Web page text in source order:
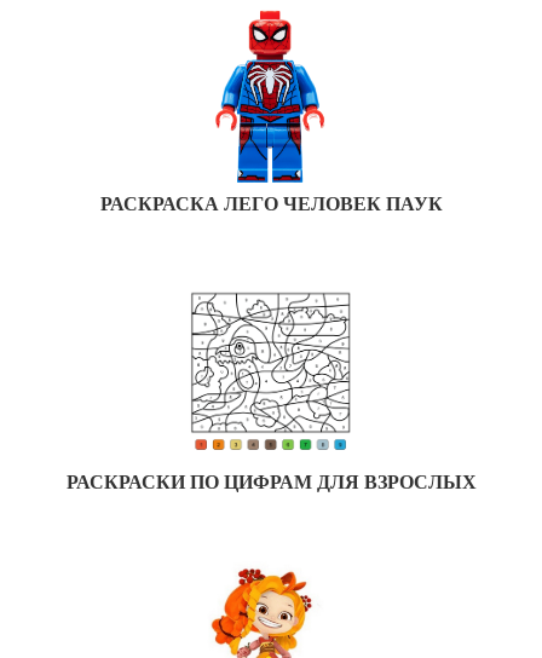
РАСКРАСКА ЛЕГО ЧЕЛОВЕК ПАУК
РАСКРАСКИ ПО ЦИФРАМ ДЛЯ ВЗРОСЛЫХ